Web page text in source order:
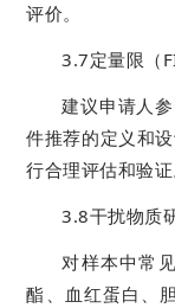
评价。
3.7定量限（
建议申请人
件推荐的定义和
行合理评估和验证
3.8干扰物质
对样本中常
酯、血红蛋白、